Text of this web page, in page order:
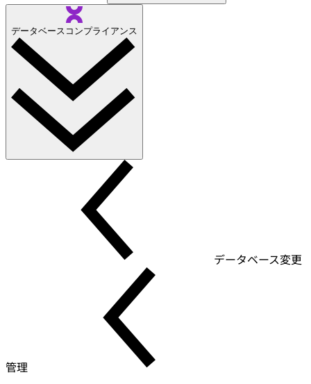
データベースコンプライアンス
データベース変更
管理